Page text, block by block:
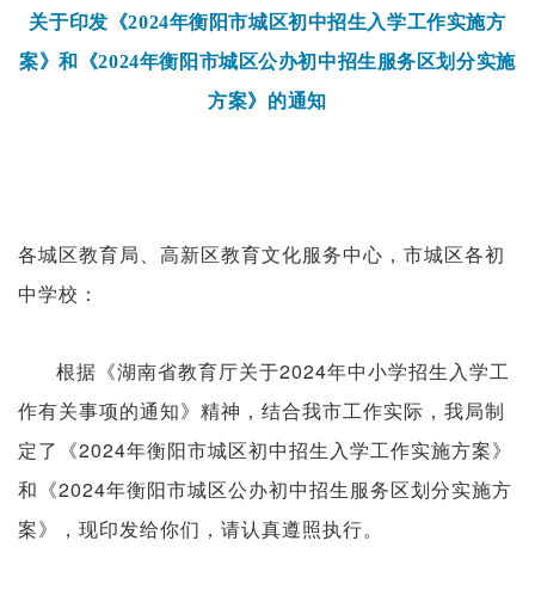
关于印发《2024年衡阳市城区初中招生入学工作实施方
案》和《2024年衡阳市城区公办初中招生服务区划分实施
方案》的通知
各城区教育局、高新区教育文化服务中心，市城区各初
中学校：
根据《湖南省教育厅关于2024年中小学招生入学工
作有关事项的通知》精神，结合我市工作实际，我局制
定了《2024年衡阳市城区初中招生入学工作实施方案》
和《2024年衡阳市城区公办初中招生服务区划分实施方
案》，现印发给你们，请认真遵照执行。